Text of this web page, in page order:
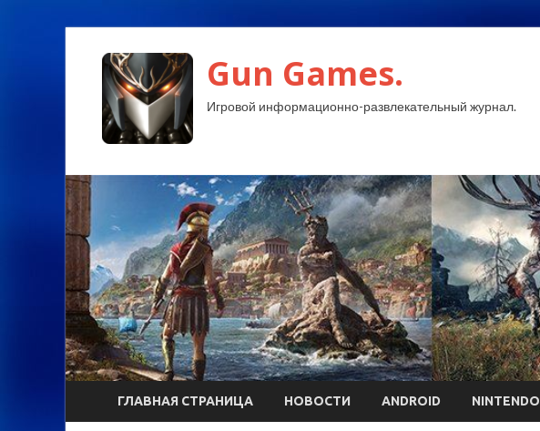
Gun Games.
Игровой информационно-развлекательный журнал.
ГЛАВНАЯ СТРАНИЦА НОВОСТИ ANDROID NINTENDO